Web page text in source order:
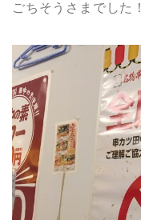
ごちそうさまでした！